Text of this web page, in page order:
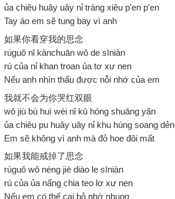
ủa chiêu huây uây nỉ tráng xiêu p'en p'en
Tay áo em sẽ tung bay vì anh
如果你看穿我的思念
rúguǒ nǐ kànchuān wǒ de sīniàn
rú của nỉ khan troan ủa tơ xư nen
Nếu anh nhìn thấu được nỗi nhớ của em
我就不会为你哭红双眼
wǒ jiù bù huì wèi nǐ kū hóng shuāng yǎn
ủa chiêu pu huây uây nỉ khu húng soang dẻn
Em sẽ không vì anh mà đỏ hoe đôi mất
如果我能戒掉了思念
rúguǒ wǒ néng jiè diào le sīniàn
rú của ủa nấng chia teo lơ xư nen
Nếu em có thể cai bỏ nhớ nhung